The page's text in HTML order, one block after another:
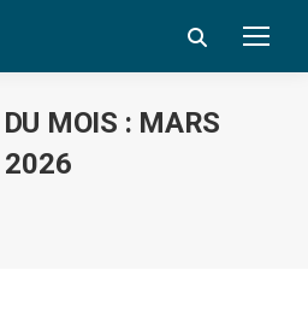
Search:
MOIS : MARS
2026